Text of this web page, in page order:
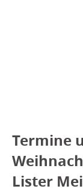
Termine
Lister